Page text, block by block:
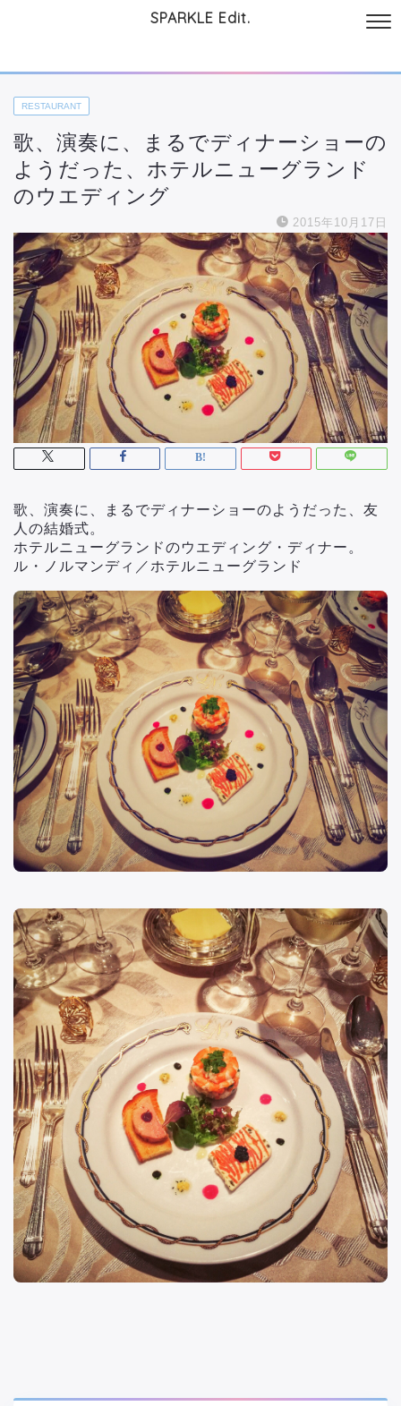
SPARKLE Edit.
RESTAURANT
歌、演奏に、まるでディナーショーの
ようだった、ホテルニューグランド
のウエディング
2015年10月17日
歌、演奏に、まるでディナーショーのようだった、友
人の結婚式。
ホテルニューグランドのウエディング・ディナー。
ル・ノルマンディ／ホテルニューグランド